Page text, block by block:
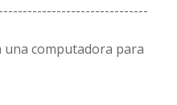
computadora para